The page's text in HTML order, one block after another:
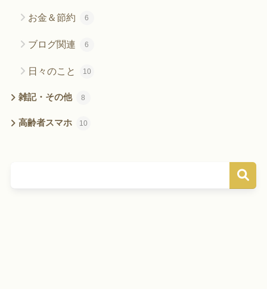
お金＆節約 6
ブログ関連 6
日々のこと 10
雑記・その他 8
高齢者スマホ 10